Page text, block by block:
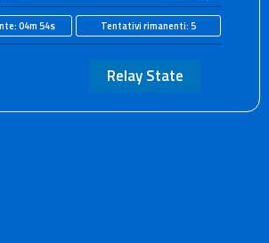
04m 54s Tentativi rimanenti:5
Relay State